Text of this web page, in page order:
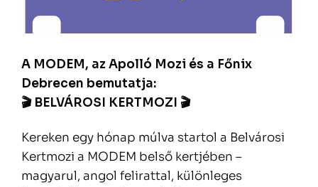
A MODEM, az Apolló Mozi és a Főnix
Debrecen bemutatja:
🎬 BELVÁROSI KERTMOZI 🎬
Kereken egy hónap múlva startol a Belvárosi
Kertmozi a MODEM belső kertjében –
magyarul, angol felirattal, különleges